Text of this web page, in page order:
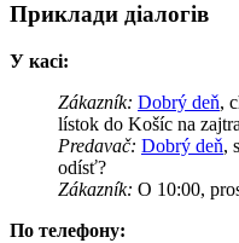
Приклади діалогів
У касі:
Zákazník: Dobrý deň,
lístok do Košíc na
Predavač: Dobrý deň,
odísť?
Zákazník: O 10:00,
По телефону: